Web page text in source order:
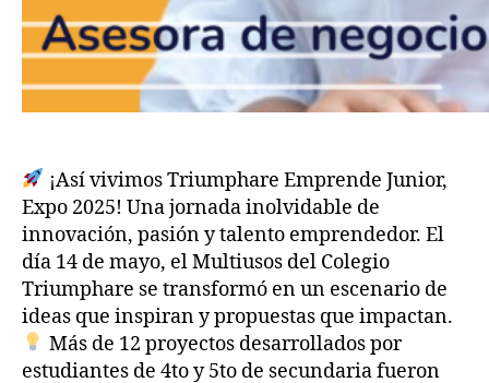
¡Así vivimos Triumphare Emprende Junior,
Expo 2025! Una jornada inolvidable de
innovación, pasión y talento emprendedor. El
día 14 de mayo, el Multiusos del Colegio
Triumphare se transformó en un escenario de
ideas que inspiran y propuestas que impactan.
Más de 12 proyectos desarrollados por
estudiantes de 4to y 5to de secundaria fueron